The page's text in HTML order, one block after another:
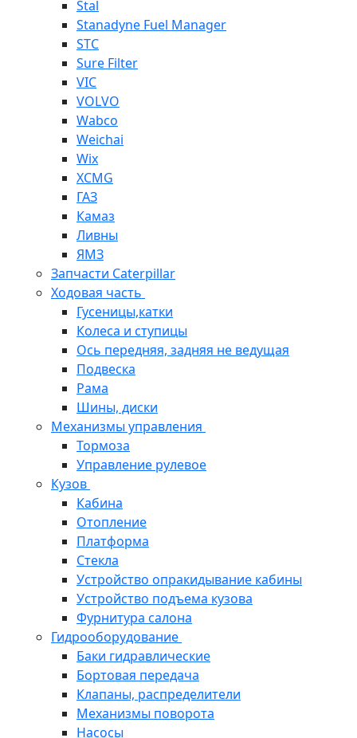
Stal
Stanadyne Fuel Manager
STC
Sure Filter
VIC
VOLVO
Wabco
Weichai
Wix
XCMG
ГАЗ
Камаз
Ливны
ЯМЗ
Запчасти Caterpillar
Ходовая часть
Гусеницы,катки
Колеса и ступицы
Ось передняя, задняя не ведущая
Подвеска
Рама
Шины, диски
Механизмы управления
Тормоза
Управление рулевое
Кузов
Кабина
Отопление
Платформа
Стекла
Устройство опракидывание кабины
Устройство подъема кузова
Фурнитура салона
Гидрооборудование
Баки гидравлические
Бортовая передача
Клапаны, распределители
Механизмы поворота
Насосы